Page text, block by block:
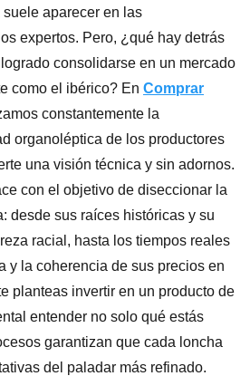
aparecer en las
expertos. Pero, ¿qué hay detrás
consolidarse en un mercado
como el ibérico? En Comprar
constantemente la
organoléptica de los productores
una visión técnica y sin adornos.
con el objetivo de diseccionar la
desde sus raíces históricas y su
racial, hasta los tiempos reales
y la coherencia de sus precios en
planteas invertir en un producto de
entender no solo qué estás
garantizan que cada loncha
del paladar más refinado.